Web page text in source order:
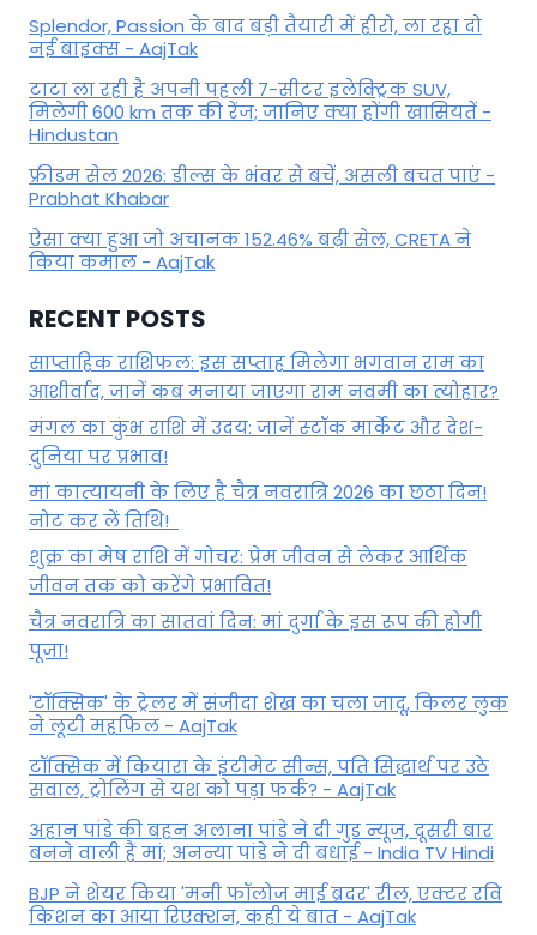
Splendor, Passion के बाद बड़ी तैयारी में हीरो, ला रहा दो
नई बाइक्स - AajTak
टाटा ला रही है अपनी पहली 7-सीटर इलेक्ट्रिक SUV,
मिलेगी 600 km तक की रेंज; जानिए क्या होंगी खासियतें -
Hindustan
फ्रीडम सेल 2026: डील्स के भंवर से बचें, असली बचत पाएं -
Prabhat Khabar
ऐसा क्या हुआ जो अचानक 152.46% बढ़ी सेल, CRETA ने
किया कमाल - AajTak
RECENT POSTS
साप्ताहिक राशिफल: इस सप्ताह मिलेगा भगवान राम का
आशीर्वाद, जानें कब मनाया जाएगा राम नवमी का त्योहार?
मंगल का कुंभ राशि में उदय: जानें स्‍टॉक मार्केट और देश-
दुनिया पर प्रभाव!
मां कात्‍यायनी के लिए है चैत्र नवरात्रि 2026 का छठा दिन!
नोट कर लें तिथि!
शुक्र का मेष राशि में गोचर: प्रेम जीवन से लेकर आर्थिक
जीवन तक को करेंगे प्रभावित!
चैत्र नवरात्रि का सातवां दिन: मां दुर्गा के इस रूप की होगी
पूजा!
'टॉक्सिक' के ट्रेलर में संजीदा शेख का चला जादू, किलर लुक
ने लूटी महफिल - AajTak
टॉक्सिक में कियारा के इंटीमेट सीन्स, पति सिद्धार्थ पर उठे
सवाल, ट्रोलिंग से यश को पड़ा फर्क? - AajTak
अहान पांडे की बहन अलाना पांडे ने दी गुड न्यूज, दूसरी बार
बनने वाली हैं मां; अनन्या पांडे ने दी बधाई - India TV Hindi
BJP ने शेयर किया 'मनी फॉलोज माई ब्रदर' रील, एक्टर रवि
किशन का आया रिएक्शन, कही ये बात - AajTak